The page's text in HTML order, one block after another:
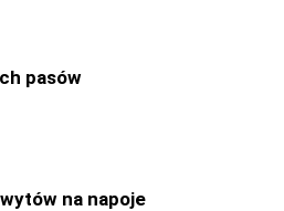
pasów
na napoje